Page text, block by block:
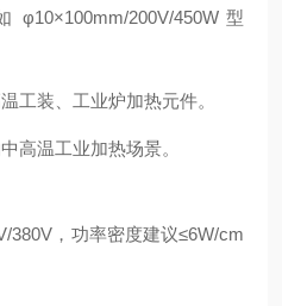
200V/450W 型
工装、工业炉加热元件。
高温工业加热场景。
380V，功率密度建议≤6W/cm